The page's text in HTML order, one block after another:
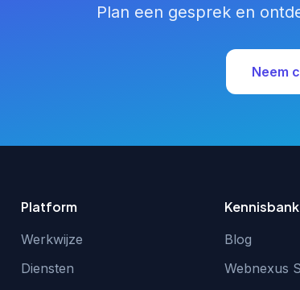
Plan een gesprek en
Neem
Platform
Werkwijze
Diensten
Kennisbank
Blog
Webnexus